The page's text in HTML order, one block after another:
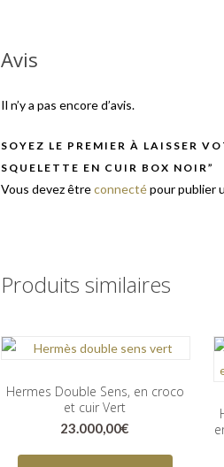
Avis
Il n’y a pas encore d’avis.
SOYEZ LE PREMIER À LAISSER
SQUELETTE EN CUIR BOX NOIR”
Vous devez êtreconnectépour publier
Produits similaires
Hermes Double Sens, en croco
et cuir Vert
23.000,00€